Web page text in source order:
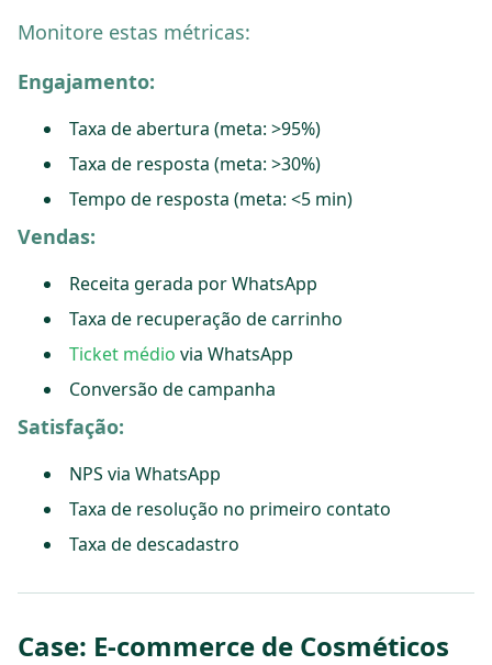
Monitore estas métricas:
Engajamento:
Taxa de abertura (meta: >95%)
Taxa de resposta (meta: >30%)
Tempo de resposta (meta: <5 min)
Vendas:
Receita gerada por WhatsApp
Taxa de recuperação de carrinho
Ticket médio via WhatsApp
Conversão de campanha
Satisfação:
NPS via WhatsApp
Taxa de resolução no primeiro contato
Taxa de descadastro
Case: E-commerce de Cosméticos